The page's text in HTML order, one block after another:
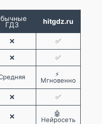
ГДЗ hitgdz.ru
❌ ✅
❌ ✅
⚡
Мгновенно
❌ ✅
❌
🤖
Нейросеть